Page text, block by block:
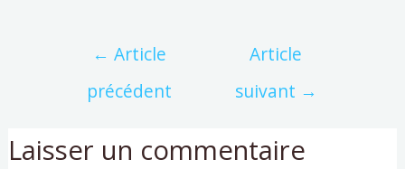
← Article
précédent
Article
suivant →
Laisser un commentaire